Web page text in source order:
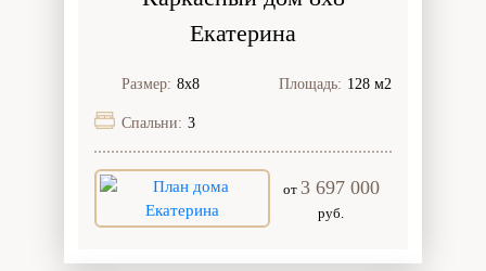
Екатерина
Размер: 8х8 Площадь: 128 м2
Спальни: 3
от 3 697 000
руб.